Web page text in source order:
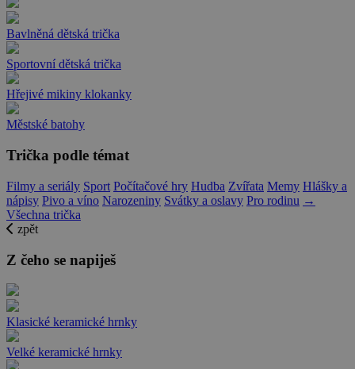
Bavlněná dětská trička
Sportovní dětská trička
Hřejivé mikiny klokanky
Městské batohy
Trička podle témat
Filmy a seriály Sport Počítačové hry Hudba Zvířata Memy Hlášky a
nápisy Pivo a víno Narozeniny Svátky a oslavy Pro rodinu →
Všechna trička
zpět
Z čeho se napiješ
Klasické keramické hrnky
Velké keramické hrnky